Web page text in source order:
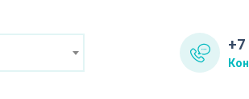
+7